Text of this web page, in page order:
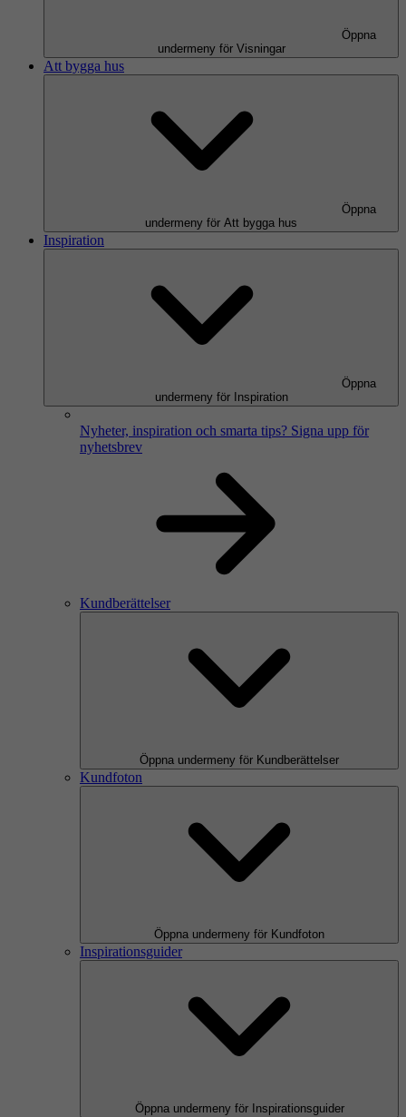
Öppna
undermeny för Visningar
Att bygga hus
Öppna
undermeny för Att bygga hus
Inspiration
Öppna
undermeny för Inspiration
Nyheter, inspiration och smarta tips? Signa upp för
nyhetsbrev
Kundberättelser
Öppna undermeny för Kundberättelser
Kundfoton
Öppna undermeny för Kundfoton
Inspirationsguider
Öppna undermeny för Inspirationsguider